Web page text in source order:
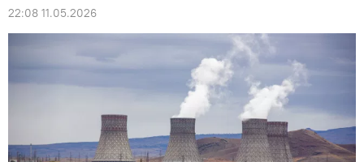
22:08 11.05.2026